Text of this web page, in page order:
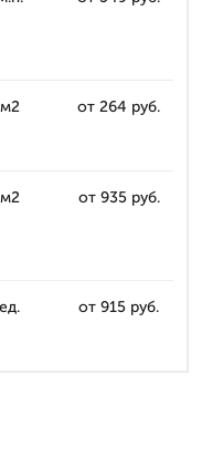
м2 от 264 руб.
м2 от 935 руб.
ед. от 915 руб.